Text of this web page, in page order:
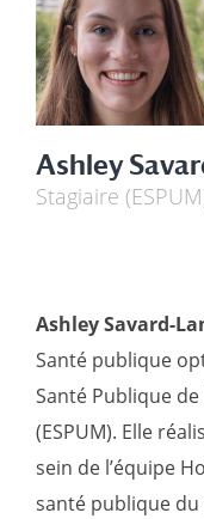
Ashley
Stagiaire
Ashley Savard-
Santé publique
Santé Publique
(ESPUM). Elle
sein de l’équipe
santé publique